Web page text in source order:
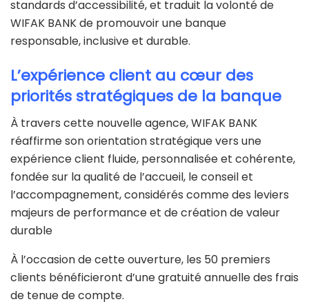
standards d’accessibilité, et traduit la volonté de
WIFAK BANK de promouvoir une banque
responsable, inclusive et durable.
L’expérience client au cœur des
priorités stratégiques de la banque
À travers cette nouvelle agence, WIFAK BANK
réaffirme son orientation stratégique vers une
expérience client fluide, personnalisée et cohérente,
fondée sur la qualité de l’accueil, le conseil et
l’accompagnement, considérés comme des leviers
majeurs de performance et de création de valeur
durable
À l’occasion de cette ouverture, les 50 premiers
clients bénéficieront d’une gratuité annuelle des frais
de tenue de compte.